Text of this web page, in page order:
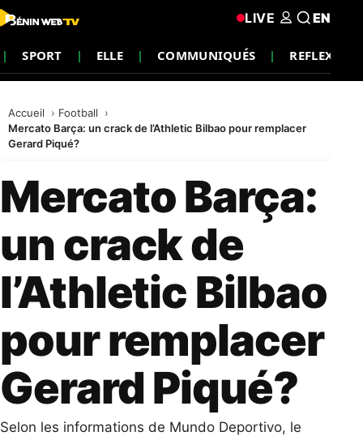
SPORT ELLE COMMUNIQUÉS REFLEXION
LIVE EN
Accueil
Football
Mercato Barça: un crack de l’Athletic Bilbao pour remplacer
Gerard Piqué?
Mercato Barça:
un crack de
l’Athletic Bilbao
pour remplacer
Gerard Piqué?
Selon les informations de Mundo Deportivo, le